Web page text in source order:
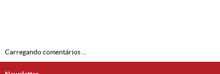
Carregando comentários ...